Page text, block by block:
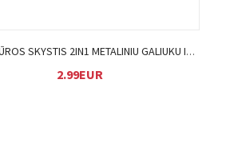
KOREKTŪROS SKYSTIS 2IN1 METALINIU GALIUKU IR KEMPINĖLE PAPERMATE ĮP.12
2.99EUR